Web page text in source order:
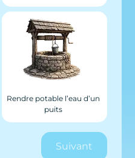
Rendre potable l’eau d’un
puits
Suivant